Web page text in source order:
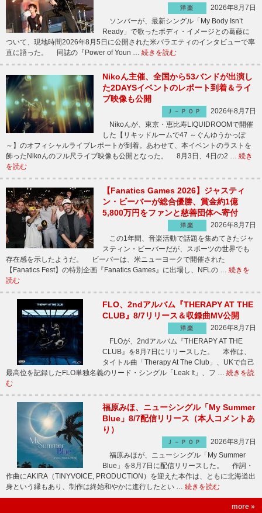
洋楽
2026年8月7日
ソンバーが、最新シングル「My Body Isn’t
Ready」で歌ったボディ・イメージとの葛藤に
ついて、現地時間2026年8月5日に公開された米バラエティのインタビューで率
直に語った。 同誌の『Power of Youn … 続きを読む
Nikoん主催、全国から53バンドが出演し
た2DAYSイベントのレポート到着＆ライ
ブ映像も公開
Ｊ－ＰＯＰ
2026年8月7日
Nikoんが、東京・恵比寿LIQUIDROOMで開催
した【リキッドルームで47 ～ぐんゆうかっぽ
～】のオフィシャルライブレポートが到着。あわせて、本イベントのラストを
飾ったNikoんのフル尺ライブ映像も公開となった。 8月3日、4日の2 … 続き
を読む
【Fanatics Games 2026】ジャスティ
ン・ビーバーが総合優勝、賞金約1億
5,800万円をファンと慈善団体へ寄付
洋楽
2026年8月7日
この1年間、音楽活動で話題を集めてきたジャ
スティン・ビーバーだが、スポーツの世界でも
存在感を示したようだ。 ビーバーは、米ニューヨークで開催された
【Fanatics Fest】の特別企画『Fanatics Games』に出場し、NFLの … 続きを
読む
FLO、2ndアルバム『THERAPY AT THE
CLUB』8/7リリース＆収録曲MV公開
洋楽
2026年8月7日
FLOが、2ndアルバム『THERAPY AT THE
CLUB』を8月7日にリリースした。 本作は、
タイトル曲「Therapy At The Club」、UKで自己
最高位を記録したFLO単独名義のリード・シングル「Leak It」、フ … 続きを読
む
福原みほ、ニューシングル「My Summer
Blue」8/7配信リリース（本人コメントあ
り）
Ｊ－ＰＯＰ
2026年8月7日
福原みほが、ニューシングル「My Summer
Blue」を8月7日に配信リリースした。 作詞・
作曲にAKIRA（TINYVOICE, PRODUCTION）を迎えた本作は、ともに北海道出
身という縁もあり、制作は終始和やかに進行したとい … 続きを読む
more »